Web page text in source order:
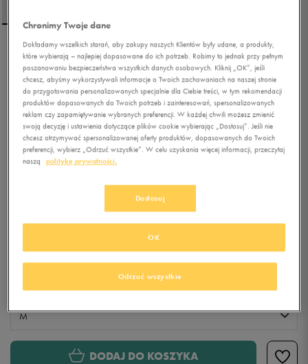
CHAMPION SZORTY
BERMUDA
5.0 (13)
149,99zł-45% (cena bezpośrednio przed promocją)
89,99zł-8%(najniższa cena od momentu wprowadzenia produktu)
82,49zł z Vat
M
Powiadom o dostępności
DODAJ DO KOSZYKA
Chronimy Twoje dane
Dokładamy wszelkich starań, aby zakupy naszych Klientów były udane, a produkty,
które wybierają – najlepiej dopasowane do ich potrzeb. Robimy to jednak przy pełnym
poszanowaniu bezpieczeństwa wszystkich danych osobowych. Kliknij „OK”, jeśli
chcesz, abyśmy wykorzystywali informacje o Twoich zachowaniach na naszej stronie
do przygotowania personalizowanych specjalnie dla Ciebie treści, w tym rekomendacji
produktów dopasowanych do Twoich potrzeb i zainteresowań, spersonalizowanych
reklam czy zapamiętywanie wybranych preferencji. W każdej chwili możesz zmienić
swoją decyzję i ustawienia dotyczące plików cookie wybierając „Dostosuj”. Jeśli nie
chcesz otrzymywać spersonalizowanej oferty produktów, dopasowanych do Twoich
preferencji, wybierz „Odrzuć wszystkie”. W celu uzyskania więcej informacji, przeczytaj
naszą
politykę prywatności.
Dostosuj
Odrzuć wszystkie
OK